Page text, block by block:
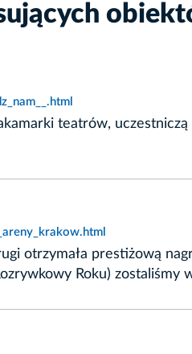
teatrów,
otrzymała prestiżową
Roku)